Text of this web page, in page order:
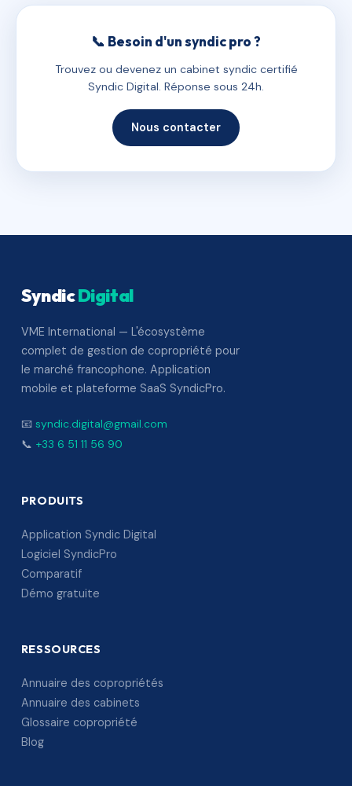
📞 Besoin d'un syndic pro ?
Trouvez ou devenez un cabinet syndic certifié
Syndic Digital. Réponse sous 24h.
Nous contacter
SyndicDigital
VME International — L'écosystème
complet de gestion de copropriété pour
le marché francophone. Application
mobile et plateforme SaaS SyndicPro.
📧 syndic.digital@gmail.com
📞 +33 6 51 11 56 90
PRODUITS
Application Syndic Digital
Logiciel SyndicPro
Comparatif
Démo gratuite
RESSOURCES
Annuaire des copropriétés
Annuaire des cabinets
Glossaire copropriété
Blog